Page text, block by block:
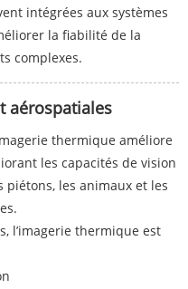
intégrées aux systèmes
la fiabilité de la
complexes.
aérospatiales
thermique améliore
les capacités de vision
les animaux et les
l’imagerie thermique est